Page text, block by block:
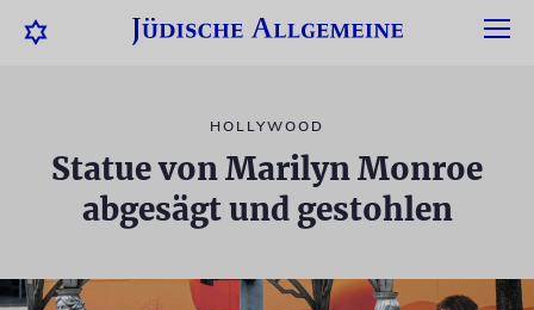
HOLLYWOOD
Statue von Marilyn Monroe
abgesägt und gestohlen